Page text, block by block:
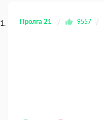
Пролга 21 9557